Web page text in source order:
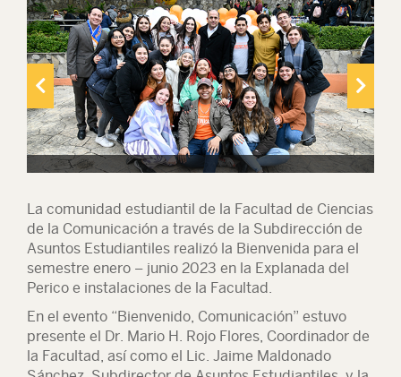
La comunidad estudiantil de la Facultad de Ciencias
de la Comunicación a través de la Subdirección de
Asuntos Estudiantiles realizó la Bienvenida para el
semestre enero – junio 2023 en la Explanada del
Perico e instalaciones de la Facultad.
En el evento “Bienvenido, Comunicación” estuvo
presente el Dr. Mario H. Rojo Flores, Coordinador de
la Facultad, así como el Lic. Jaime Maldonado